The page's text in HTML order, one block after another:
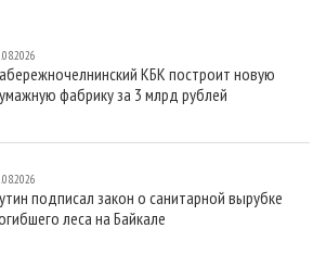
КБК построит новую
фабрику за 3 млрд рублей
подписал закон о санитарной вырубке
леса на Байкале